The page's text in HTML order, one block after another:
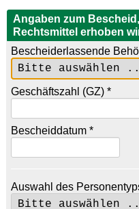
Angaben zum
Rechtsmittel erhoben
Bescheiderlassende
Geschäftszahl (GZ) *
Bescheiddatum *
Auswahl des